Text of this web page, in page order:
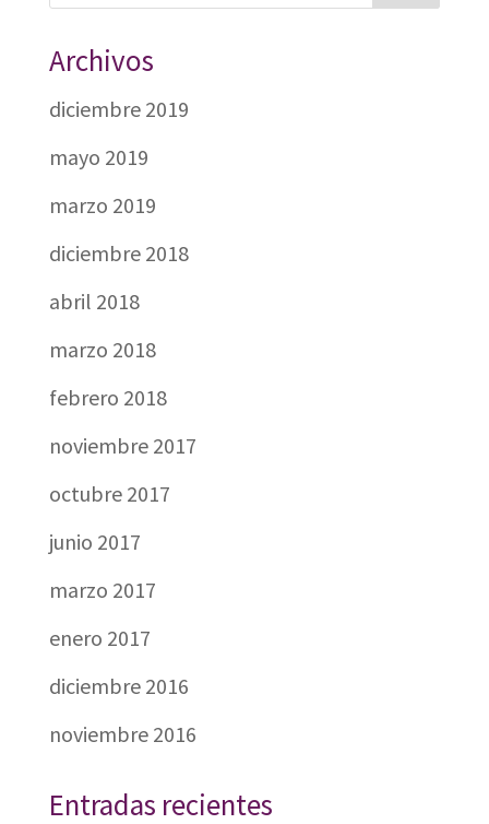
Archivos
diciembre 2019
mayo 2019
marzo 2019
diciembre 2018
abril 2018
marzo 2018
febrero 2018
noviembre 2017
octubre 2017
junio 2017
marzo 2017
enero 2017
diciembre 2016
noviembre 2016
Entradas recientes